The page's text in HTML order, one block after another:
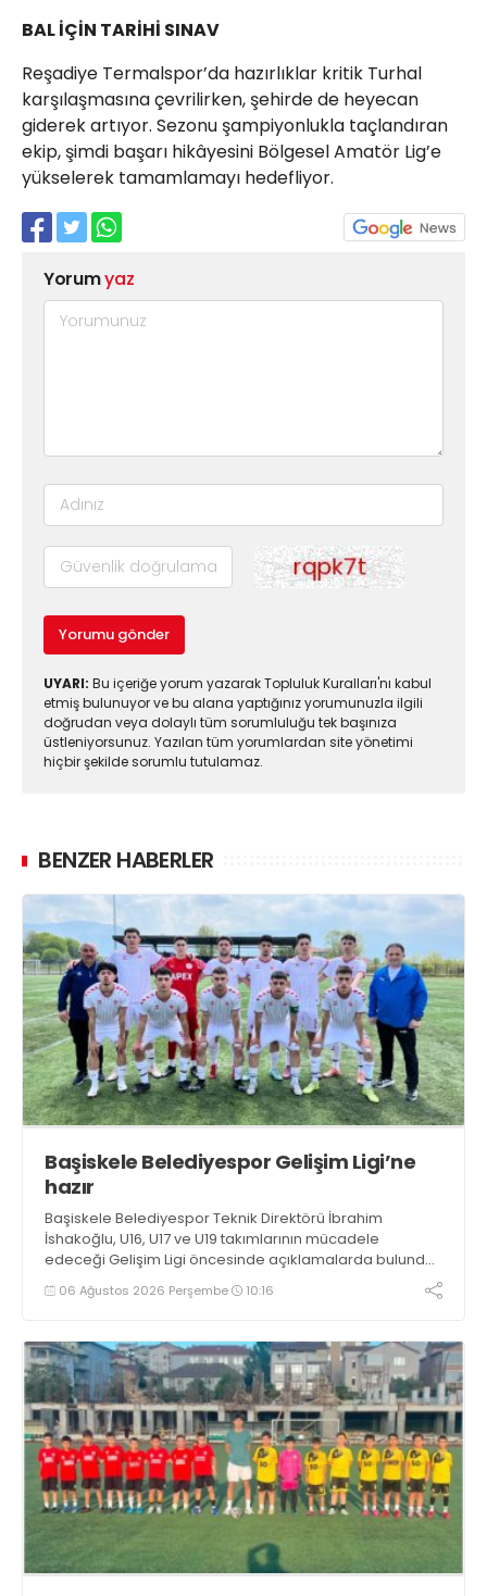
BAL İÇİN TARİHİ SINAV
Reşadiye Termalspor’da hazırlıklar kritik Turhal
karşılaşmasına çevrilirken, şehirde de heyecan
giderek artıyor. Sezonu şampiyonlukla taçlandıran
ekip, şimdi başarı hikâyesini Bölgesel Amatör Lig’e
yükselerek tamamlamayı hedefliyor.
Yorumyaz
Yorumu gönder
UYARI: Bu içeriğe yorum yazarak Topluluk Kuralları'nı kabul
etmiş bulunuyor ve bu alana yaptığınız yorumunuzla ilgili
doğrudan veya dolaylı tüm sorumluluğu tek başınıza
üstleniyorsunuz. Yazılan tüm yorumlardan site yönetimi
hiçbir şekilde sorumlu tutulamaz.
BENZER HABERLER
Başiskele Belediyespor Gelişim Ligi’ne
hazır
Başiskele Belediyespor Teknik Direktörü İbrahim
İshakoğlu, U16, U17 ve U19 takımlarının mücadele
edeceği Gelişim Ligi öncesinde açıklamalarda bulundu.
Genç oyuncuların gelişimine dikkat çeken İshakoğlu,
hedeflerinin sadece sonuç almak değil, Türk futboluna
06 Ağustos 2026 Perşembe 10:16